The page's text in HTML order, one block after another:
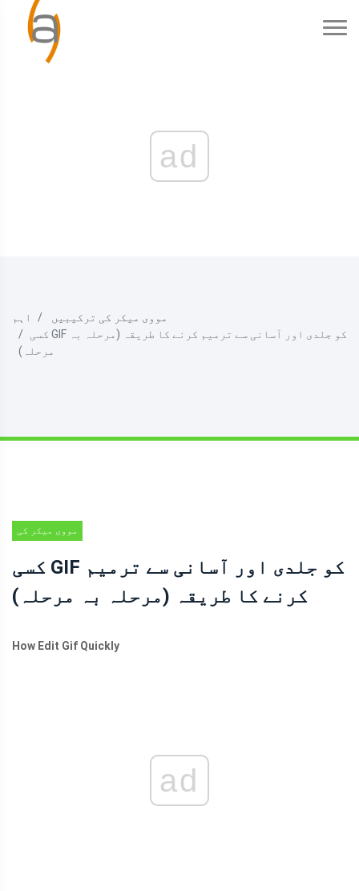
ad
اہم
مووی میکر کی ترکیبیں
کسی GIF کو جلدی اور آسانی سے ترمیم کرنے کا طریقہ (مرحلہ بہ
مرحلہ)
مووی میکر کی
کسی GIF کو جلدی اور آسانی سے ترمیم
کرنے کا طریقہ (مرحلہ بہ مرحلہ)
How Edit Gif Quickly
ad